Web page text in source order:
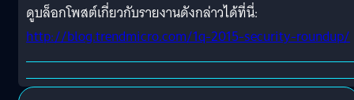
ดูบล็อกโพสต์เกี่ยวกับรายงานดังกล่าวได้ที่นี่:
http://blog.trendmicro.com/1q-2015-security-roundup/